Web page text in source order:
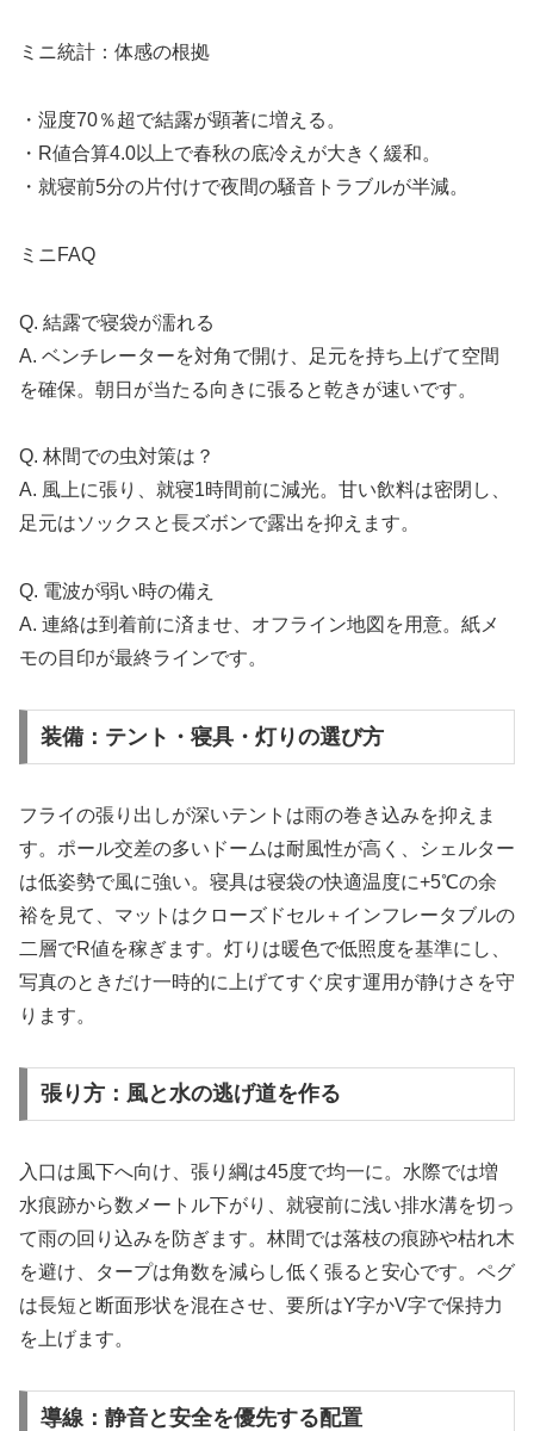
ミニ統計：体感の根拠
・湿度70％超で結露が顕著に増える。
・R値合算4.0以上で春秋の底冷えが大きく緩和。
・就寝前5分の片付けで夜間の騒音トラブルが半減。
ミニFAQ
Q. 結露で寝袋が濡れる
A. ベンチレーターを対角で開け、足元を持ち上げて空間
を確保。朝日が当たる向きに張ると乾きが速いです。
Q. 林間での虫対策は？
A. 風上に張り、就寝1時間前に減光。甘い飲料は密閉し、
足元はソックスと長ズボンで露出を抑えます。
Q. 電波が弱い時の備え
A. 連絡は到着前に済ませ、オフライン地図を用意。紙メ
モの目印が最終ラインです。
装備：テント・寝具・灯りの選び方
フライの張り出しが深いテントは雨の巻き込みを抑えま
す。ポール交差の多いドームは耐風性が高く、シェルター
は低姿勢で風に強い。寝具は寝袋の快適温度に+5℃の余
裕を見て、マットはクローズドセル＋インフレータブルの
二層でR値を稼ぎます。灯りは暖色で低照度を基準にし、
写真のときだけ一時的に上げてすぐ戻す運用が静けさを守
ります。
張り方：風と水の逃げ道を作る
入口は風下へ向け、張り綱は45度で均一に。水際では増
水痕跡から数メートル下がり、就寝前に浅い排水溝を切っ
て雨の回り込みを防ぎます。林間では落枝の痕跡や枯れ木
を避け、タープは角数を減らし低く張ると安心です。ペグ
は長短と断面形状を混在させ、要所はY字かV字で保持力
を上げます。
導線：静音と安全を優先する配置